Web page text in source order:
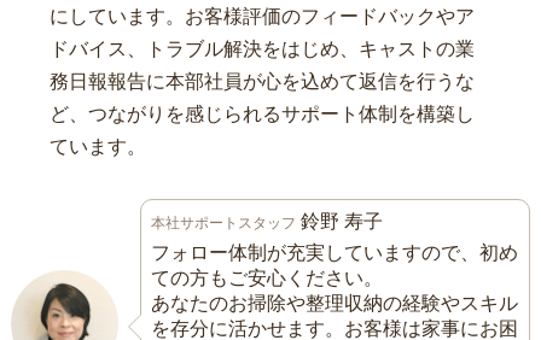
にしています。お客様評価のフィードバックやア
ドバイス、トラブル解決をはじめ、キャストの業
務日報報告に本部社員が心を込めて返信を行うな
ど、つながりを感じられるサポート体制を構築し
ています。
本社サポートスタッフ 鈴野 寿子
フォロー体制が充実していますので、初め
ての方もご安心ください。
あなたのお掃除や整理収納の経験やスキル
を存分に活かせます。お客様は家事にお困